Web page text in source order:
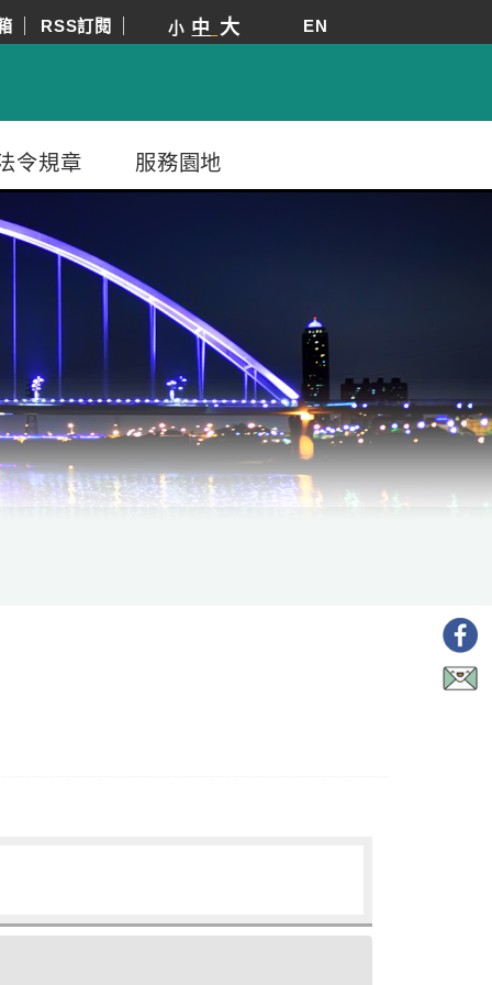
RSS訂閱 小 中 大 EN
令規章 服務園地